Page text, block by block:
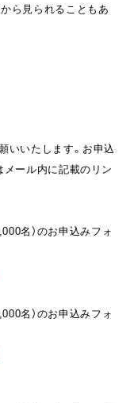
ら見られることもあ
いいたします。お申込
メール内に記載のリン
名）のお申込みフォ
名）のお申込みフォ